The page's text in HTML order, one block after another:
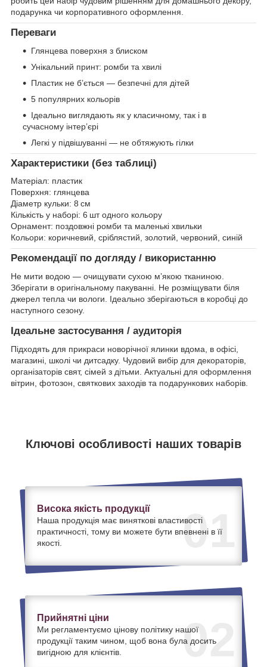
подарунка чи корпоративного оформлення.
Переваги
Глянцева поверхня з блиском
Унікальний принт: ромби та хвилі
Пластик не б’ється — безпечні для дітей
5 популярних кольорів
Ідеально виглядають як у класичному, так і в
сучасному інтер’єрі
Легкі у підвішуванні — не обтяжують гілки
Характеристики (без таблиці)
Матеріал: пластик
Поверхня: глянцева
Діаметр кульки: 8 см
Кількість у наборі: 6 шт одного кольору
Орнамент: поздовжні ромби та маленькі хвильки
Кольори: коричневий, сріблястий, золотий, червоний, синій
Рекомендації по догляду / використанню
Не мити водою — очищувати сухою м’якою тканиною.
Зберігати в оригінальному пакуванні. Не розміщувати біля
джерел тепла чи вологи. Ідеально зберігаються в коробці до
наступного сезону.
Ідеальне застосування / аудиторія
Підходять для прикраси новорічної ялинки вдома, в офісі,
магазині, школі чи дитсадку. Чудовий вибір для декораторів,
організаторів свят, сімей з дітьми. Актуальні для оформлення
вітрин, фотозон, святкових заходів та подарункових наборів.
Ключові особливості наших товарів
01
Висока якість продукції
Наша продукція має виняткові властивості
практичності, тому ви можете бути впевнені в її
якості.
02
Прийнятні ціни
Ми регламентуємо цінову політику нашої
продукції таким чином, щоб вона була досить
вигідною для клієнтів.